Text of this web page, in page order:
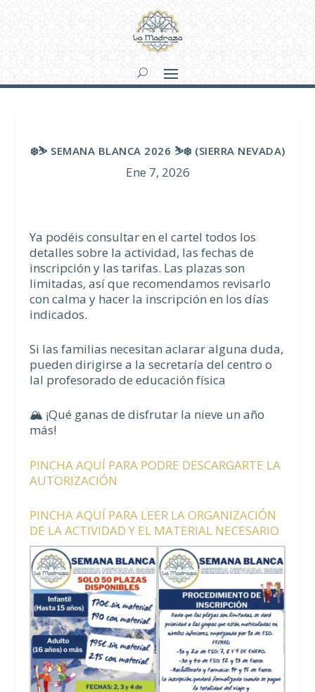
❄️⛷️ SEMANA BLANCA 2026 ⛷️❄️ (SIERRA NEVADA)
Ene 7, 2026
Ya podéis consultar en el cartel todos los
detalles sobre la actividad, las fechas de
inscripción y las tarifas. Las plazas son
limitadas, así que recomendamos revisarlo
con calma y hacer la inscripción en los días
indicados.
Si las familias necesitan aclarar alguna duda,
pueden dirigirse a la secretaría del centro o
lal profesorado de educación física
🏔️ ¡Qué ganas de disfrutar la nieve un año
más!
PINCHA AQUÍ PARA PODRE DESCARGARTE LA
AUTORIZACIÓN
PINCHA AQUÍ PARA LEER LA ORGANIZACIÓN
DE LA ACTIVIDAD Y EL MATERIAL NECESARIO